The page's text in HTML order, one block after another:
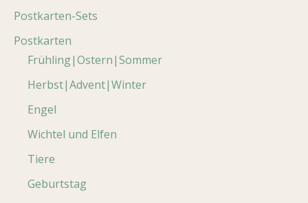
Postkarten-Sets
Postkarten
Frühling|Ostern|Sommer
Herbst|Advent|Winter
Engel
Wichtel und Elfen
Tiere
Geburtstag